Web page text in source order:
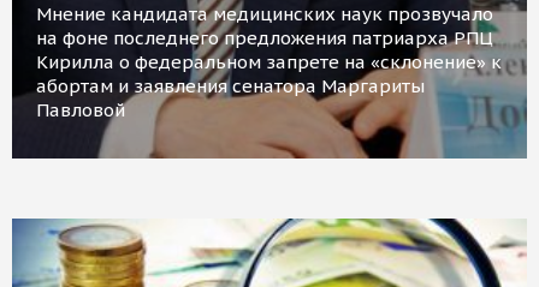
Мнение кандидата медицинских наук прозвучало
на фоне последнего предложения патриарха РПЦ
Кирилла о федеральном запрете на «склонение» к
абортам и заявления сенатора Маргариты
Павловой